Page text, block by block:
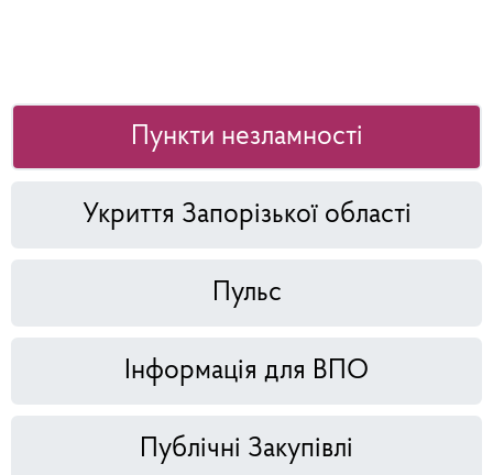
Пункти незламності
Укриття Запорізької області
Пульс
Інформація для ВПО
Публічні Закупівлі